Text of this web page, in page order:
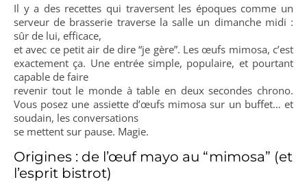
Il y a des recettes qui traversent les époques comme un
serveur de brasserie traverse la salle un dimanche midi :
sûr de lui, efficace,
et avec ce petit air de dire “je gère”. Les œufs mimosa, c’est
exactement ça. Une entrée simple, populaire, et pourtant
capable de faire
revenir tout le monde à table en deux secondes chrono.
Vous posez une assiette d’œufs mimosa sur un buffet… et
soudain, les conversations
se mettent sur pause. Magie.
Origines : de l’œuf mayo au “mimosa” (et
l’esprit bistrot)